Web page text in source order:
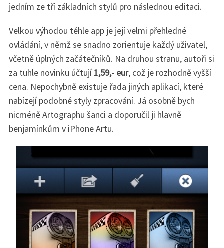
jedním ze tří základních stylů pro následnou editaci.
Velkou výhodou téhle app je její velmi přehledné
ovládání, v němž se snadno zorientuje každý uživatel,
včetně úplných začátečníků. Na druhou stranu, autoři si
za tuhle novinku účtují1,59,- eur, což je rozhodně vyšší
cena. Nepochybně existuje řada jiných aplikací, které
nabízejí podobné styly zpracování. Já osobně bych
nicméně Artographu šanci a doporučil ji hlavně
benjamínkům v iPhone Artu.